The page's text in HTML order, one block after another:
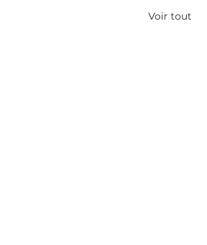
Voir tout